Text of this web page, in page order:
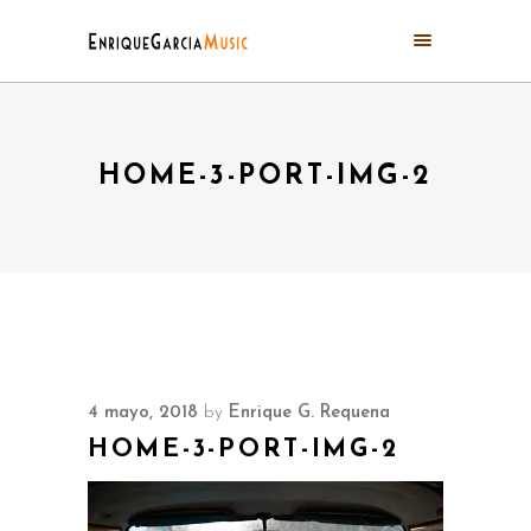
HOME-3-PORT-IMG-2
4 mayo, 2018 by Enrique G. Requena
HOME-3-PORT-IMG-2